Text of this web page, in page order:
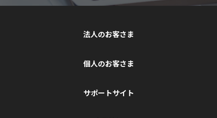
法人のお客さま
個人のお客さま
サポートサイト